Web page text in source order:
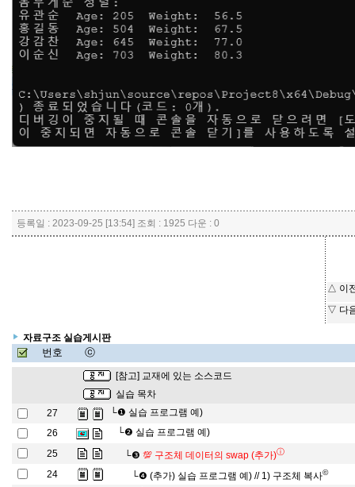
등록일 : 2023-09-25 [13:54] 조회 : 1925 다운 : 0
△ 이
▽ 다
자료구조 실습게시판
번호 ⓒ
[참고] 교재에 있는 소스코드
실습 목차
27
└❶ 실습 프로그램 예)
26
└❷ 실습 프로그램 예)
25
└❸ 💯 구조체 데이터의 swap (추가)ⓘ
24 └❹ (추가) 실습 프로그램 예) // 1) 구조체 복사©